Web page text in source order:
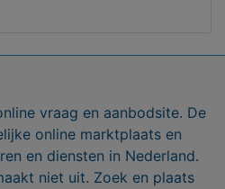
vraag en aanbodsite. De
online marktplaats en
en diensten in Nederland.
niet uit. Zoek en plaats